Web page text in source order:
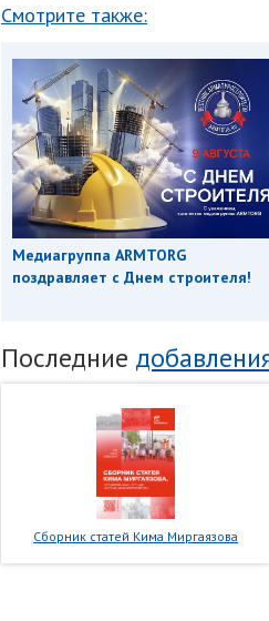
Смотрите также:
Медиагруппа ARMTORG
поздравляет с Днем строителя!
Последние
Сборник статей Кима Миргаязова